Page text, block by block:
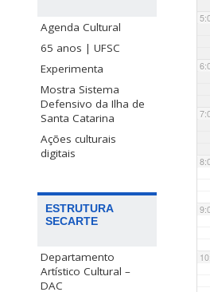
Agenda Cultural
65 anos | UFSC
Experimenta
Mostra Sistema
Defensivo da Ilha de
Santa Catarina
Ações culturais
digitais
ESTRUTURA
SECARTE
Departamento
Artístico Cultural –
DAC